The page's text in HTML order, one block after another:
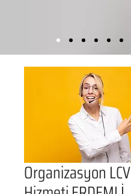
Organizasyon LCV